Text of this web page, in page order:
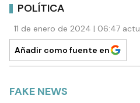
POLÍTICA
11 de enero de 2024 | 06:47
Añadir como fuente en
FAKE NEWS